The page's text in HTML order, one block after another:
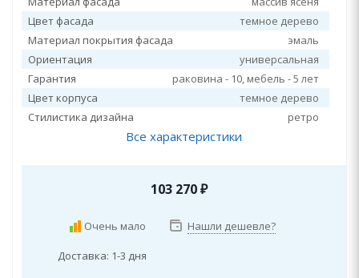
Цвет фасада
темное дерево
Материал покрытия фасада
эмаль
Ориентация
универсальная
Гарантия
раковина - 10, мебель - 5 лет
Цвет корпуса
темное дерево
Стилистика дизайна
ретро
Все характеристики
103 270₽
Очень мало Нашли дешевле?
Доставка: 1-3 дня